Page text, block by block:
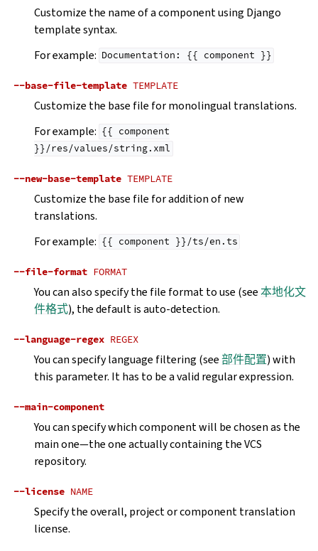
Customize the name of a component using Django
template syntax.
For example: Documentation: {{ component }}
--base-file-template TEMPLATE
Customize the base file for monolingual translations.
For example: {{ component
}}/res/values/string.xml
--new-base-template TEMPLATE
Customize the base file for addition of new
translations.
For example: {{ component }}/ts/en.ts
--file-format FORMAT
You can also specify the file format to use (see本地化文
件格式), the default is auto-detection.
--language-regex REGEX
You can specify language filtering (see部件配置) with
this parameter. It has to be a valid regular expression.
--main-component
You can specify which component will be chosen as the
main one—the one actually containing the VCS
repository.
--license NAME
Specify the overall, project or component translation
license.